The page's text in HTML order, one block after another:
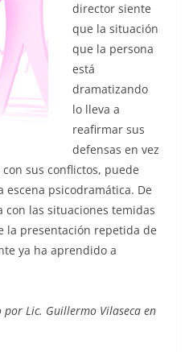
director siente
que la situación
que la persona
está
dramatizando
lo lleva a
reafirmar sus
defensas en vez
sus conflictos, puede
psicodramática. De
las situaciones temidas
la presentación repetida de
ya ha aprendido a
por Lic. Guillermo Vilaseca en